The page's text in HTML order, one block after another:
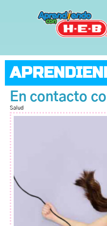
En contacto
Salud